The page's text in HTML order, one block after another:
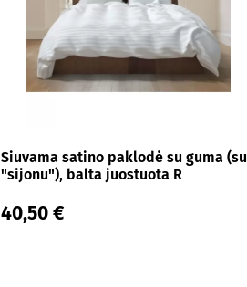
Siuvama satino paklodė su guma (su
"sijonu"), balta juostuota R
40,50 €